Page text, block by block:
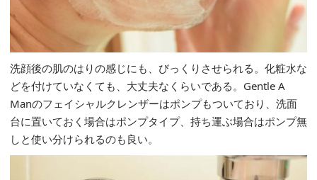
洗顔後の肌のはりの感じにも、びっくりさせられる。化粧水な
どを付けていなくても、大丈夫なくらいである。Gentle A
Manのフェイシャルクレンザーはポンプもついており、洗面
台に置いておく場合はポンプタイプ、持ち運ぶ場合はポンプ無
しと使い分けられるのも良い。